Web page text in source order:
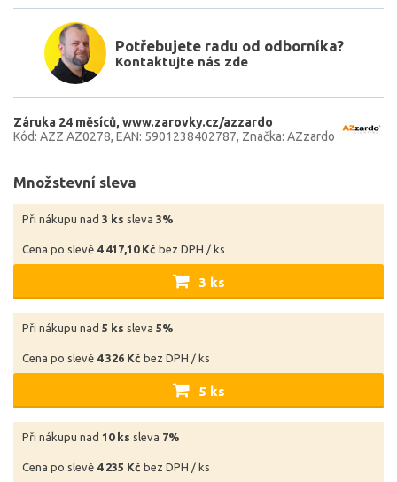
Potřebujete radu od odborníka?
Kontaktujte nás zde
Záruka 24 měsíců www.zarovky.cz/azzardo
Kód: AZZ AZ0278 EAN: 5901238402787 Značka: AZzardo
Množstevní sleva
Při nákupu nad 3 ks sleva 3%
Cena po slevě 4 417,10 Kč bez DPH / ks
3 ks
Při nákupu nad 5 ks sleva 5%
Cena po slevě 4 326 Kč bez DPH / ks
5 ks
Při nákupu nad 10 ks sleva 7%
Cena po slevě 4 235 Kč bez DPH / ks